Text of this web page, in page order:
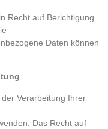
Recht auf Berichtigung
Daten können
Verarbeitung Ihrer
Das Recht auf